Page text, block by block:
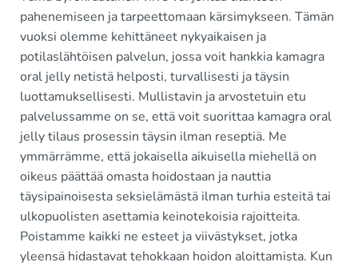
pahenemiseen ja tarpeettomaan kärsimykseen. Tämän
vuoksi olemme kehittäneet nykyaikaisen ja
potilaslähtöisen palvelun, jossa voit hankkia kamagra
oral jelly netistä helposti, turvallisesti ja täysin
luottamuksellisesti. Mullistavin ja arvostetuin etu
palvelussamme on se, että voit suorittaa kamagra oral
jelly tilaus prosessin täysin ilman reseptiä. Me
ymmärrämme, että jokaisella aikuisella miehellä on
oikeus päättää omasta hoidostaan ja nauttia
täysipainoisesta seksielämästä ilman turhia esteitä tai
ulkopuolisten asettamia keinotekoisia rajoitteita.
Poistamme kaikki ne esteet ja viivästykset, jotka
yleensä hidastavat tehokkaan hoidon aloittamista. Kun